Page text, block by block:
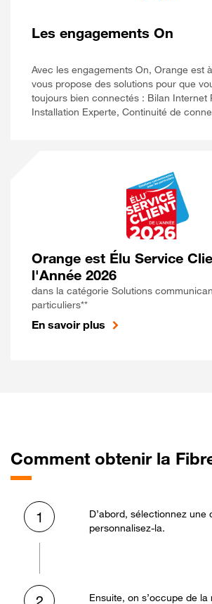
Les engagements On
Avec les engagements On, Orange est
vous propose des solutions pour que
toujours bien connectés : Bilan Internet
Installation Experte, Continuité de
Orange est Élu Service
l'Année 2026
dans la catégorie Solutions
particuliers**
En savoir plus
Comment obtenir la
1
D’abord, sélectionnez une
personnalisez-la.
Ensuite, on s’occupe de